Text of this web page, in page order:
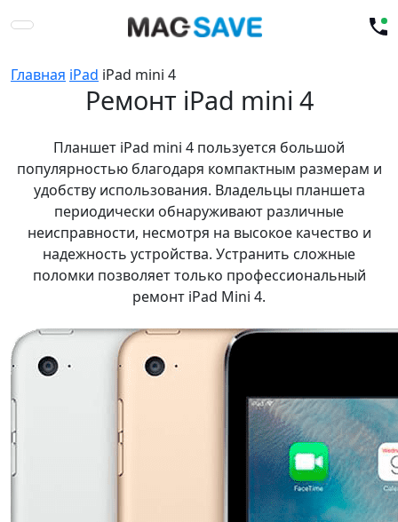
Главная iPad iPad mini 4
Ремонт iPad mini 4
Планшет iPad mini 4 пользуется большой
популярностью благодаря компактным размерам и
удобству использования. Владельцы планшета
периодически обнаруживают различные
неисправности, несмотря на высокое качество и
надежность устройства. Устранить сложные
поломки позволяет только профессиональный
ремонт iPad Mini 4.